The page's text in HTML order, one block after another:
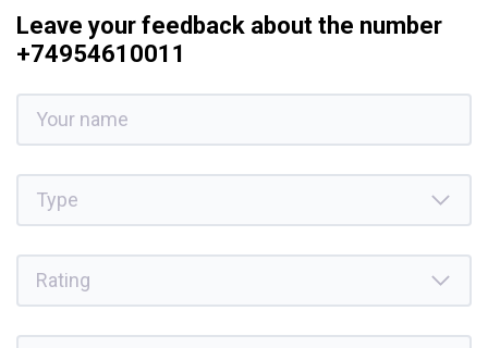
Leave your feedback about the number
+74954610011